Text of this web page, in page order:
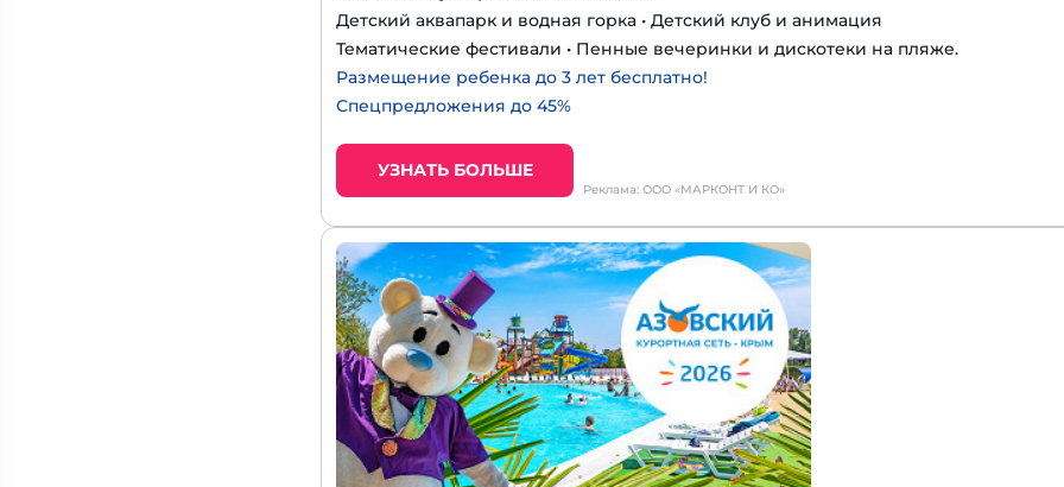
Детский аквапарк и водная горка • Детский клуб и анимация
Тематические фестивали • Пенные вечеринки и дискотеки на пляже.
Размещение ребенка до 3 лет бесплатно!
Спецпредложения до 45%
УЗНАТЬ БОЛЬШЕ
Реклама: ООО «МАРКОНТ И КО»